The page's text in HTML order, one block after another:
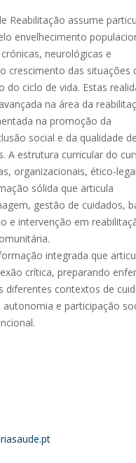
Reabilitação assume
envelhecimento
neurológicas e
crescimento das situações
do ciclo de vida. Estas
na área da
na promoção da
social e da qualidade
A estrutura curricular do
organizacionais, ético-
sólida que articula
gestão de cuidados,
e intervenção em
integrada que
crítica, preparando
diferentes contextos de
e participação